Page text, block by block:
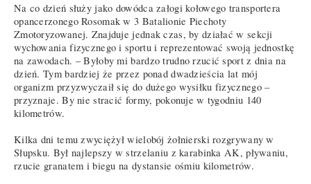
Na co dzień służy jako dowódca załogi kołowego transportera
opancerzonego Rosomak w 3 Batalionie Piechoty
Zmotoryzowanej. Znajduje jednak czas, by działać w sekcji
wychowania fizycznego i sportu i reprezentować swoją jednostkę
na zawodach. – Byłoby mi bardzo trudno rzucić sport z dnia na
dzień. Tym bardziej że przez ponad dwadzieścia lat mój
organizm przyzwyczaił się do dużego wysiłku fizycznego –
przyznaje. By nie stracić formy, pokonuje w tygodniu 140
kilometrów.
Kilka dni temu zwyciężył wielobój żołnierski rozgrywany w
Słupsku. Był najlepszy w strzelaniu z karabinka AK, pływaniu,
rzucie granatem i biegu na dystansie ośmiu kilometrów.